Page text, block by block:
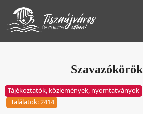
Szavazókörök
Tájékoztatók, közlemények, nyomtatványok
Találatok: 2414